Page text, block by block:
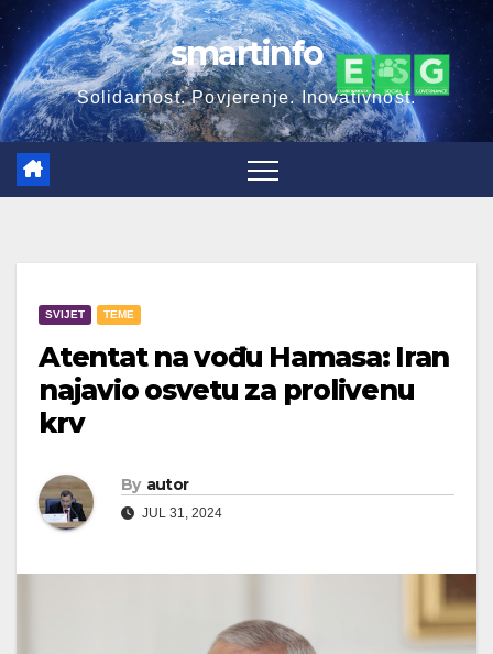
Skip
to
content
smartinfo
Solidarnost. Povjerenje. Inovativnost.
SVIJET TEME
Atentat na vođu Hamasa: Iran
najavio osvetu za prolivenu
krv
By autor
JUL 31, 2024